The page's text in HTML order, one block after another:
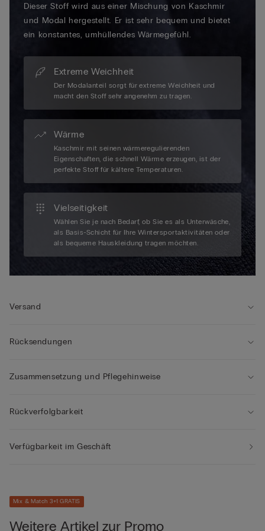
Dieser Stoff wird aus einer Mischung von Kaschmir
und Modal hergestellt. Er ist sehr bequem und bietet
ein konstantes, umhüllendes Wärmegefühl.
Extreme Weichheit
Der Modalanteil sorgt für extreme Weichheit und
macht den Stoff sehr angenehm zu tragen.
Wärme
Kaschmir mit seinen wärmeregulierenden
Eigenschaften, die schnell Wärme erzeugen, ist der
perfekte Stoff für kältere Temperaturen.
Vielseitigkeit
Wählen Sie je nach Bedarf, ob Sie es als Unterwäsche,
als Basis-Schicht für Ihre Wintersportaktivitäten oder
als bequeme Hauskleidung tragen möchten.
Versand
Rücksendungen
Zusammensetzung und Pflegehinweise
Rückverfolgbarkeit
Verfügbarkeit im Geschäft
Mix & Match 3+1 GRATIS
Weitere Artikel zur Promo